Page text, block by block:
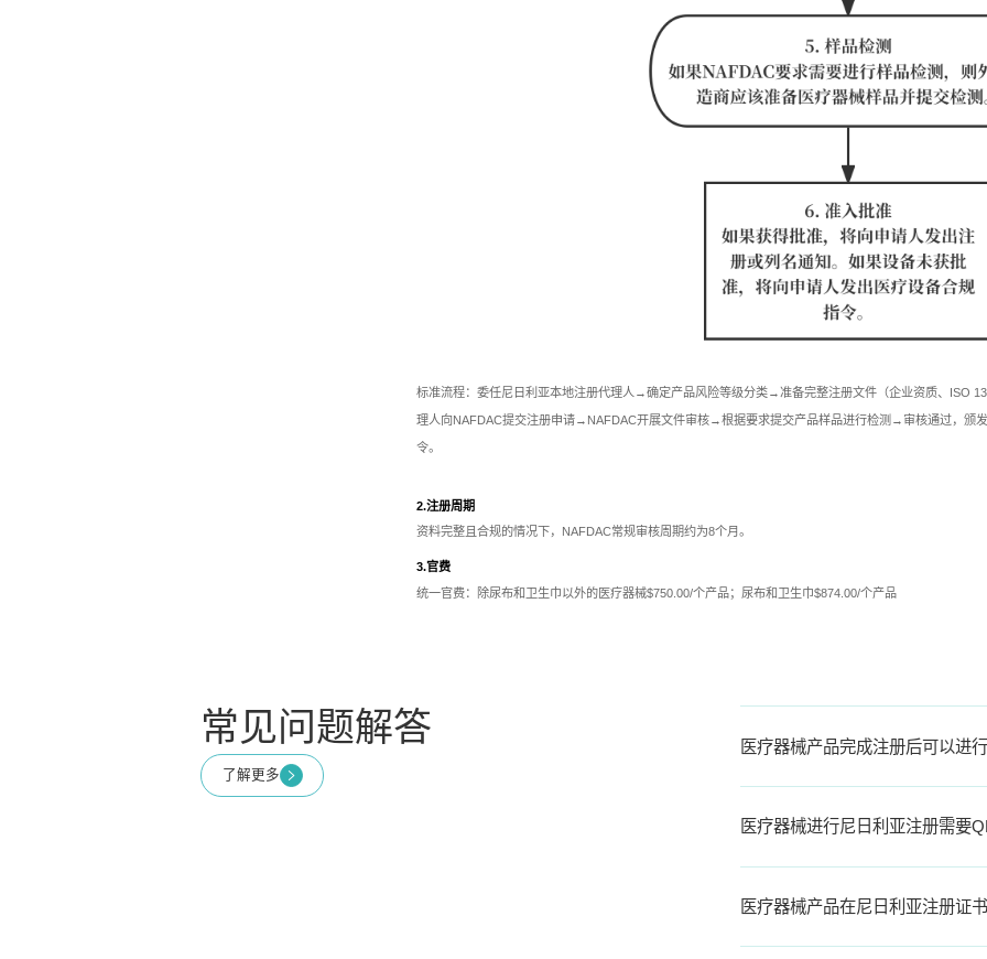
标准流程：委任尼日利亚本地注册代理人→确定产品风险等级分类→准备完整注册文件（企业资质、ISO
理人向NAFDAC提交注册申请→NAFDAC开展文件审核→根据要求提交产品样品进行检测→审核通过，颁
令。
2.注册周期
资料完整且合规的情况下，NAFDAC常规审核周期约为8个月。
3.官费
统一官费：除尿布和卫生巾以外的医疗器械$750.00/个产品；尿布和卫生巾$874.00/个产品
常见问题解答
了解更多
医疗器械产品完成注册后可以进
医疗器械进行尼日利亚注册需要
医疗器械产品在尼日利亚注册证